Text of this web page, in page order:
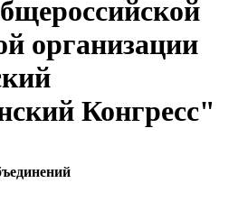
организации
Конгресс"